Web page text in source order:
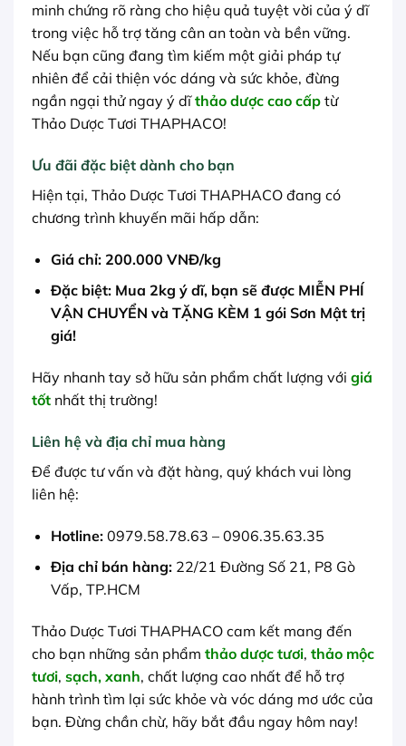
minh chứng rõ ràng cho hiệu quả tuyệt vời của ý dĩ
trong việc hỗ trợ tăng cân an toàn và bền vững.
Nếu bạn cũng đang tìm kiếm một giải pháp tự
nhiên để cải thiện vóc dáng và sức khỏe, đừng
ngần ngại thử ngay ý dĩthảo dược cao cấp từ
Thảo Dược Tươi THAPHACO!
Ưu đãi đặc biệt dành cho bạn
Hiện tại, Thảo Dược Tươi THAPHACO đang có
chương trình khuyến mãi hấp dẫn:
Giá chỉ: 200.000 VNĐ/kg
Đặc biệt: Mua 2kg ý dĩ, bạn sẽ được MIỄN PHÍ
VẬN CHUYỂN và TẶNG KÈM 1 gói Sơn Mật trị
giá!
Hãy nhanh tay sở hữu sản phẩm chất lượng với giá
tốt nhất thị trường!
Liên hệ và địa chỉ mua hàng
Để được tư vấn và đặt hàng, quý khách vui lòng
liên hệ:
Hotline:0979.58.78.63 – 0906.35.63.35
Địa chỉ bán hàng:22/21 Đường Số 21, P8 Gò
Vấp, TP.HCM
Thảo Dược Tươi THAPHACO cam kết mang đến
cho bạn những sản phẩm thảo dược tươi, thảo mộc
tươi, sạch, xanh, chất lượng cao nhất để hỗ trợ
hành trình tìm lại sức khỏe và vóc dáng mơ ước của
bạn. Đừng chần chừ, hãy bắt đầu ngay hôm nay!